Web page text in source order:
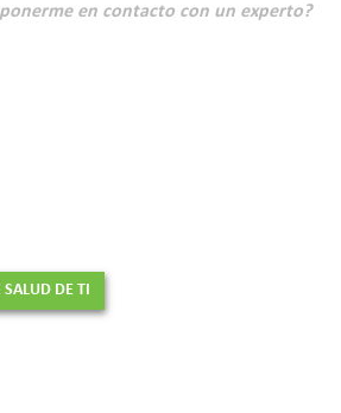
en contacto con un experto?
DE TI